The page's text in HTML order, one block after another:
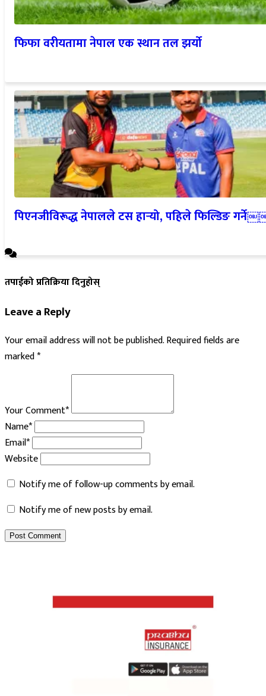
फिफा वरीयतामा नेपाल एक स्थान तल झर्यो
पिएनजीविरूद्ध नेपालले टस हार्‍यो, पहिले फिल्डिङ
तपाईको प्रतिक्रिया दिनुहोस्
Leave a Reply
Your email address will not be published.Required fields are
marked*
Your Comment*
Name*
Email*
Website
Notify me of follow-up comments by email.
Notify me of new posts by email.